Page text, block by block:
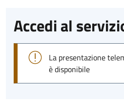
Accedi al
La presentazione
è disponibile